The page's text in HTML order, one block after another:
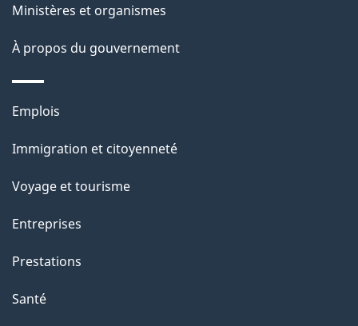
d
e
l
a
a
g
e
site
Ministères et organismes
À propos du gouvernement
Thèmes
sujets
Emplois
Immigration et citoyenneté
Voyage et tourisme
Entreprises
Prestations
Santé